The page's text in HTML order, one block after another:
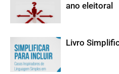
ano eleitoral
Livro